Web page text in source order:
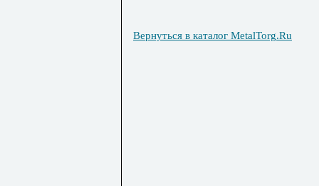
Вернуться в каталог MetalTorg.Ru